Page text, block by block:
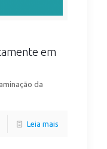
em
da
Leia mais